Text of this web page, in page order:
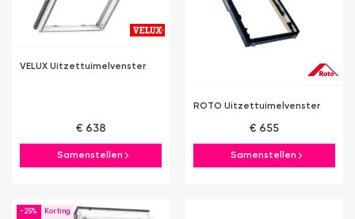
VELUX Uitzettuimelvenster
€ 638
Samenstellen
ROTO Uitzettuimelvenster
€ 655
Samenstellen
-25%